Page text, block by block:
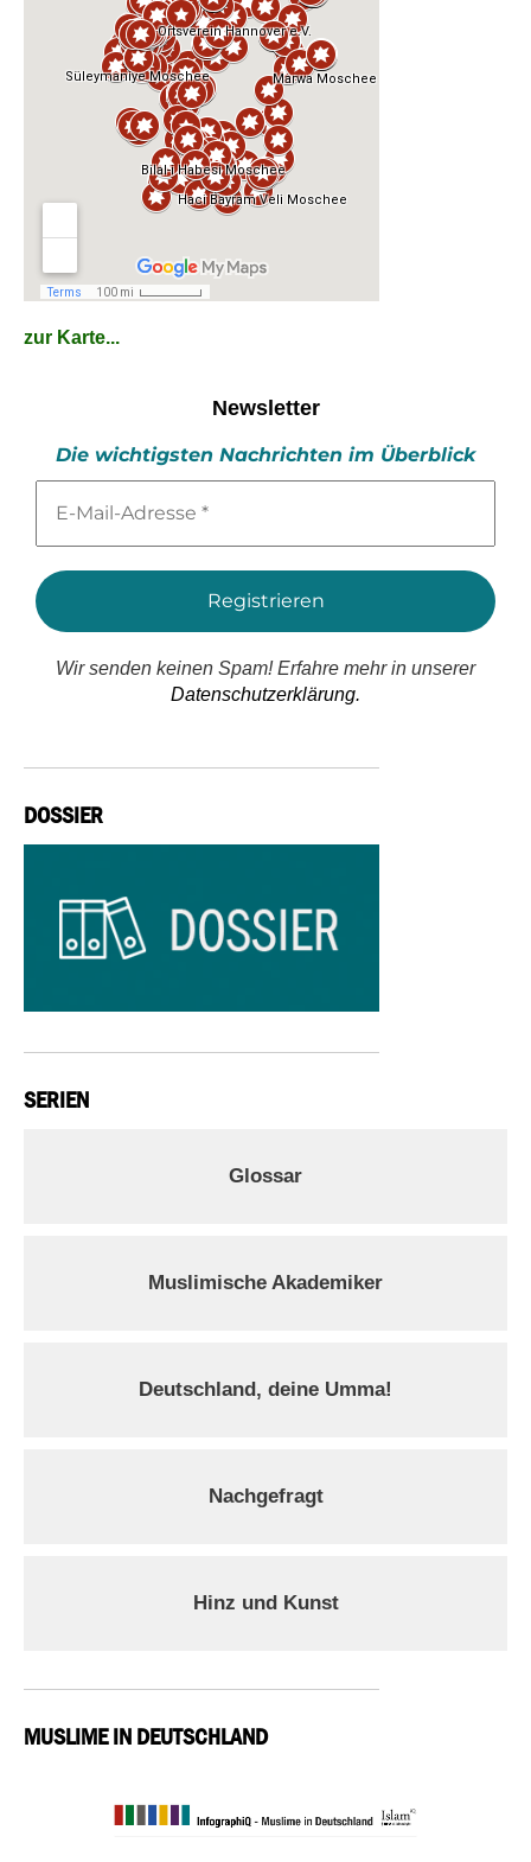
zur Karte...
Newsletter
Die wichtigsten Nachrichten im Überblick
Mail-
*
Wir senden keinen Spam! Erfahre mehr in unserer
Datenschutzerklärung.
DOSSIER
SERIEN
Glossar
Muslimische Akademiker
Deutschland, deine Umma!
Nachgefragt
Hinz und Kunst
MUSLIME IN DEUTSCHLAND